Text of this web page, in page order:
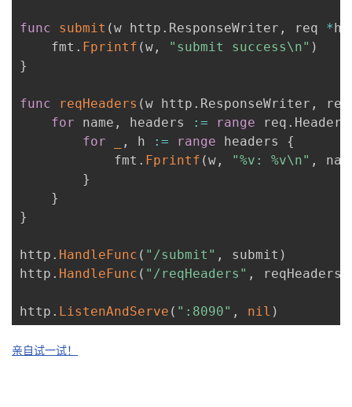
func submit (w http . ResponseWriter , req *
    fmt
. Fprintf (w , "submit success\n" )
}
func reqHeaders (w http . ResponseWriter ,
for name , headers := range req . Header
for
, h := range headers {
            fmt
. Fprintf (w , "%v: %v\n" ,
}
}
}
http . HandleFunc ( "/submit" , submit )
http . HandleFunc ( "/reqHeaders" , reqHeaders
http . ListenAndServe ( ":8090" , nil )
亲自试一试！